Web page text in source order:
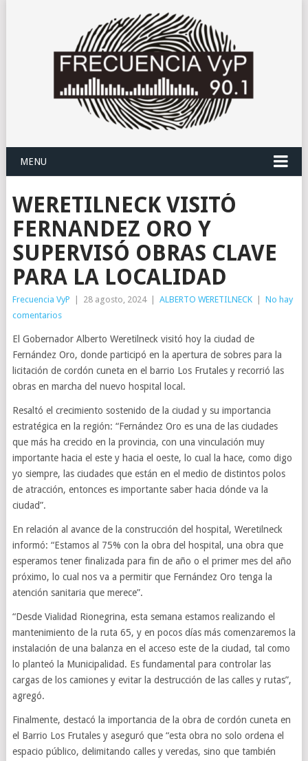
MENU
WERETILNECK VISITÓ
FERNANDEZ ORO Y
SUPERVISÓ OBRAS CLAVE
PARA LA LOCALIDAD
Frecuencia VyP 28 agosto, 2024 ALBERTO WERETILNECK
No hay
comentarios
El Gobernador Alberto Weretilneck visitó hoy la ciudad de
Fernández Oro, donde participó en la apertura de sobres para la
licitación de cordón cuneta en el barrio Los Frutales y recorrió las
obras en marcha del nuevo hospital local.
Resaltó el crecimiento sostenido de la ciudad y su importancia
estratégica en la región: “Fernández Oro es una de las ciudades
que más ha crecido en la provincia, con una vinculación muy
importante hacia el este y hacia el oeste, lo cual la hace, como digo
yo siempre, las ciudades que están en el medio de distintos polos
de atracción, entonces es importante saber hacia dónde va la
ciudad”.
En relación al avance de la construcción del hospital, Weretilneck
informó: “Estamos al 75% con la obra del hospital, una obra que
esperamos tener finalizada para fin de año o el primer mes del año
próximo, lo cual nos va a permitir que Fernández Oro tenga la
atención sanitaria que merece”.
“Desde Vialidad Rionegrina, esta semana estamos realizando el
mantenimiento de la ruta 65, y en pocos días más comenzaremos la
instalación de una balanza en el acceso este de la ciudad, tal como
lo planteó la Municipalidad. Es fundamental para controlar las
cargas de los camiones y evitar la destrucción de las calles y rutas”,
agregó.
Finalmente, destacó la importancia de la obra de cordón cuneta en
el Barrio Los Frutales y aseguró que “esta obra no solo ordena el
espacio público, delimitando calles y veredas, sino que también